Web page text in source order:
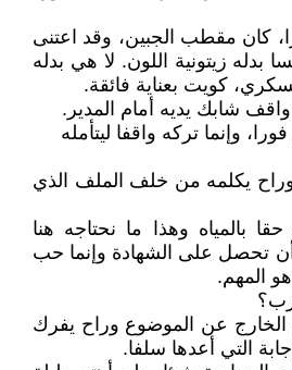
كان مقطب الجبين، وقد اعتنى
بدله زيتونية اللون. لا هي بدله
كويت بعناية فائقة.
شابك يديه أمام المدير.
وإنما تركه واقفا ليتأمله
يكلمه من خلف الملف الذي
بالمياه وهذا ما نحتاجه هنا
تحصل على الشهادة وإنما حب
المهم.
الخارج عن الموضوع وراح يفرك
التي أعدها سلفا.